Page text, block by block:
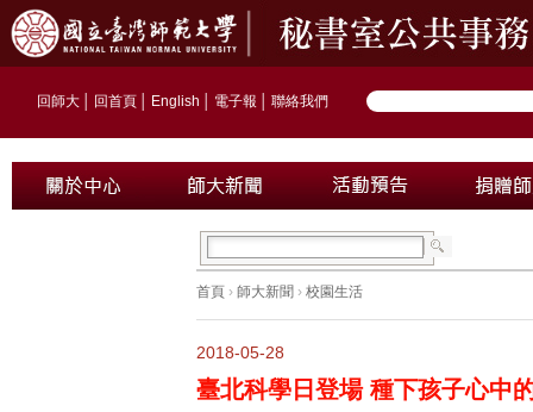
回師大 回首頁 English 電子報 聯絡我們
首頁 › 師大新聞 › 校園生活
2018-05-28
臺北科學日登場 種下孩子心中